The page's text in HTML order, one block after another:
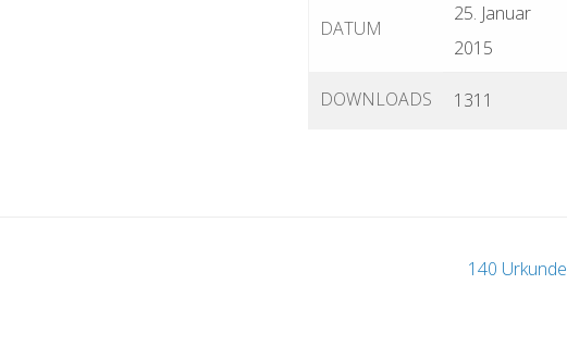
DATUM
25. Januar
2015
DOWNLOADS 1311
140 Urkunde